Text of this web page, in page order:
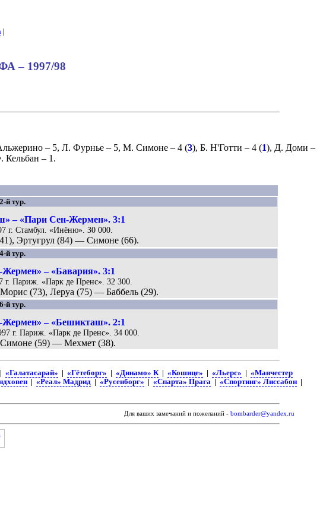
|
– 1997/98
– 5, Л. Фурнье – 5, М. Симоне – 4 (3), Б. Н'Готти – 4 (1), Д. Доми –
Кельбан – 1.
й тур.
– «Пари Сен-Жермен». 3:1
г. Стамбул. «Инёню». 30 000.
Эртугрул (84) — Симоне (66).
й тур.
– «Бавария». 3:1
г. Париж. «Парк де Пренс». 32 300.
Морис (73), Леруа (75) — Баббель (29).
й тур.
Жермен» – «Бешикташ». 2:1
г. Париж. «Парк де Пренс». 34 000.
Симоне (59) — Мехмет (38).
«Галатасарай» | «Гётеборг» | «Динамо» К| «Кошице» | «Льерс» | «Манчестер
| «Реал» Мадрид| «Русенборг» | «Спарта» Прага | «Спортинг» Лиссабон|
Для ваших замечаний и пожеланий - bombarder@yandex.ru